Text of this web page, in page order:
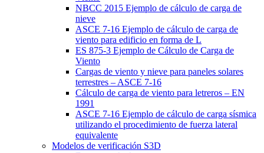
NBCC 2015 Ejemplo de cálculo de carga de
nieve
ASCE 7-16 Ejemplo de cálculo de carga de
viento para edificio en forma de L
ES 875-3 Ejemplo de Cálculo de Carga de
Viento
Cargas de viento y nieve para paneles solares
terrestres – ASCE 7-16
Cálculo de carga de viento para letreros – EN
1991
ASCE 7-16 Ejemplo de cálculo de carga sísmica
utilizando el procedimiento de fuerza lateral
equivalente
Modelos de verificación S3D